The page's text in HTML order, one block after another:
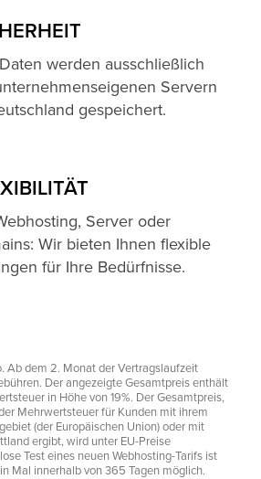
werden ausschließlich
Servern
gespeichert.
Server oder
Wir bieten Ihnen flexible
für Ihre Bedürfnisse.
Ab dem 2. Monat der Vertragslaufzeit
Der angezeigte Gesamtpreis enthält
in Höhe von 19%. Der Gesamtpreis,
Mehrwertsteuer für Kunden mit ihrem
(der Europäischen Union) oder mit
ergibt, wird unter EU-Preise
Test eines neuen Webhosting-Tarifs ist
Mal innerhalb von 365 Tagen möglich.